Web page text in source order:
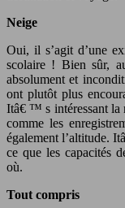
Neige
Oui, il s’agit d’une
scolaire ! Bien sûr,
absolument et
ont plutôt plus
Itâ€ ™ s intéressant la
comme les
également l’altitude.
ce que les capacités
où.
Tout compris